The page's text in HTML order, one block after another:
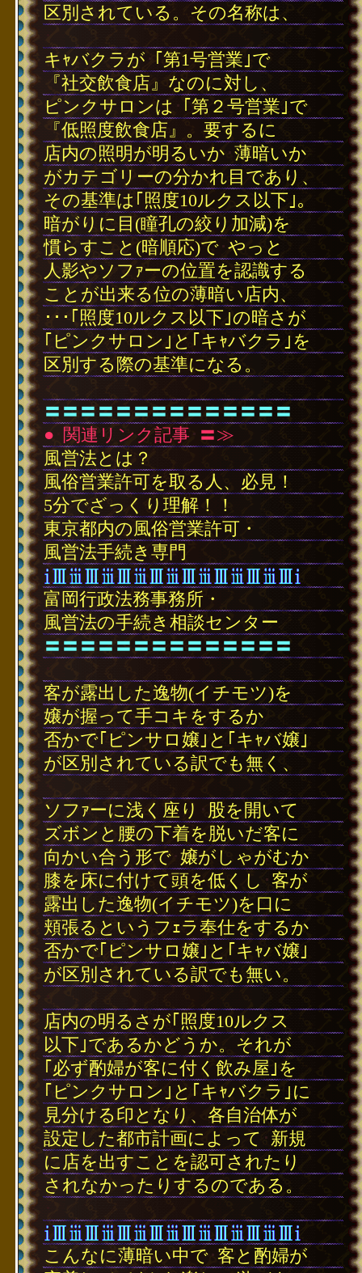
区別されている。その名称は、
キｬバクラが ｢第1号営業｣で
『社交飲食店』なのに対し、
ピンクサロンは
｢第２号営業｣で
『低照度飲食店』。要するに
店内の照明が明るいか ･薄暗いか
がカテゴリーの分かれ目であり、
その基準は｢照度10ルクス以下｣｡
暗がりに目(瞳孔の絞り加減)を
慣らすこと(暗順応)で･やっと
人影やソフｧーの位置を認識する
ことが出来る位の薄暗い店内、
･･･｢照度10ルクス以下｣の暗さが
｢ピンクサロン｣と｢キｬバクラ｣を
区別する際の基準になる。
〓〓〓〓〓〓〓〓〓〓〓〓〓〓
● 関連リンク記事 〓≫
風営法とは？
風俗営業許可を取る人、必見！
5分でざっくり理解！！
東京都内の風俗営業許可・
風営法手続き専門
富岡行政法務事務所・
風営法の手続き相談センター
〓〓〓〓〓〓〓〓〓〓〓〓〓〓
客が露出した逸物(イチモツ)を
嬢が握って手コキをするか
否かで｢ピンサロ嬢｣と｢キｬバ嬢｣
が区別されている訳でも無く、
ソフｧーに浅く座り ･ 股を開いて
ズボンと腰の下着を脱いだ客に
向かい合う形で 嬢がしゃがむか
膝を床に付けて頭を低くし ･客が
露出した逸物(イチモツ)を口に
頬張るというフｪラ奉仕をするか
否かで｢ピンサロ嬢｣と｢キｬバ嬢｣
が区別されている訳でも無い。
店内の明るさが｢照度10ルクス
以下｣であるかどうか。それが
｢必ず酌婦が客に付く飲み屋｣を
｢ピンクサロン｣と｢キｬバクラ｣に
見分ける印となり、各自治体が
設定した都市計画によって ･ 新規
に店を出すことを認可されたり
されなかったりするのである。
こんなに薄暗い中で･客と酌婦が